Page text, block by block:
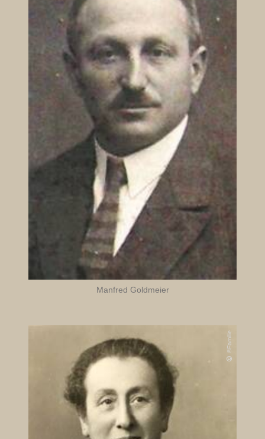
Familie Marchand
Familie Marx
Familie Nass
Familie Oppenheimer
Familie Pauson
Familie Seliger
Familie Silbermann
Familie Zinn
Manfred Goldmeier
©Familie